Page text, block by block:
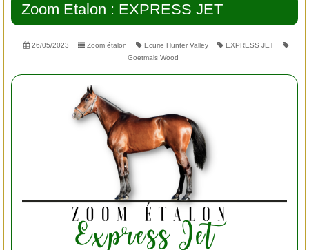
Zoom Etalon : EXPRESS JET
26/05/2023 Zoom étalon Ecurie Hunter Valley
EXPRESS JET
Goetmals Wood